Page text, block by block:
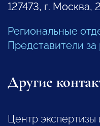
127473, г. Москва,
Региональные
Представители
Другие
Центр